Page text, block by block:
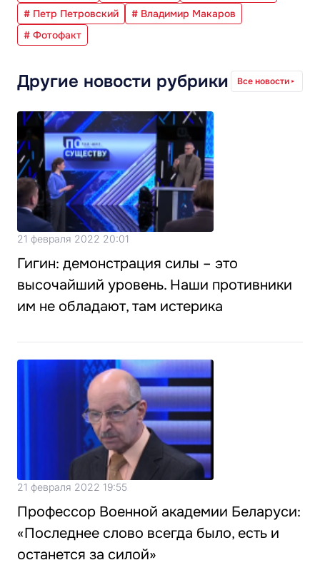
# Петр Петровский
# Владимир Макаров
# Фотофакт
Другие новости рубрики Все новости
21 февраля 2022 20:01
Гигин: демонстрация силы – это
высочайший уровень. Наши противники
им не обладают, там истерика
21 февраля 2022 19:55
Профессор Военной академии Беларуси:
«Последнее слово всегда было, есть и
останется за силой»